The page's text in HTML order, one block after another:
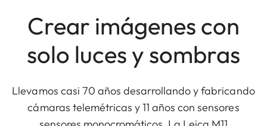
Crear imágenes con
solo luces y sombras
Llevamos casi 70 años desarrollando y fabricando
cámaras telemétricas y 11 años con sensores